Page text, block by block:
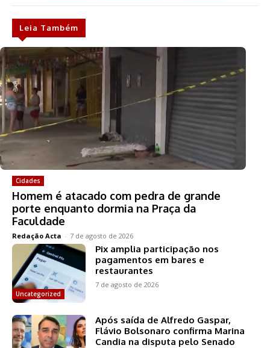
Leia Também
Cidades
Homem é atacado com pedra de grande
porte enquanto dormia na Praça da
Faculdade
Redação Acta - 7 de agosto de 2026
Uncategorized
Pix amplia participação nos
pagamentos em bares e
restaurantes
7 de agosto de 2026
Após saída de Alfredo Gaspar,
Flávio Bolsonaro confirma Marina
Candia na disputa pelo Senado